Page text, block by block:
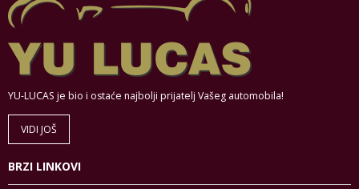
YU-LUCAS je bio i ostaće najbolji prijatelj Vašeg automobila!
VIDI JOŠ
BRZI LINKOVI